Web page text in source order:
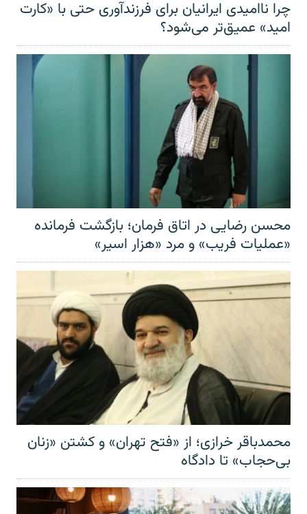
چرا ناامیدی ایرانیان برای فرزندآوری حتی با «کارت
امید» عمیق‌تر‌ می‌شود؟
محسن رضایی در اتاق فرمان؛ بازگشت فرمانده
«عملیات فریب» و مرد «هزار اسیر»
محمدباقر خرازی؛ از «فتح تهران» و کشتن «زنان
بی‌حجاب» تا دادگاه